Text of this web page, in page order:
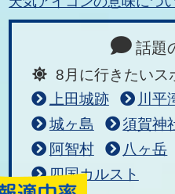
話題
8月に行きたいス
上田城跡
川平
城ヶ島
須賀神
阿智村
八ヶ岳
四国カルスト